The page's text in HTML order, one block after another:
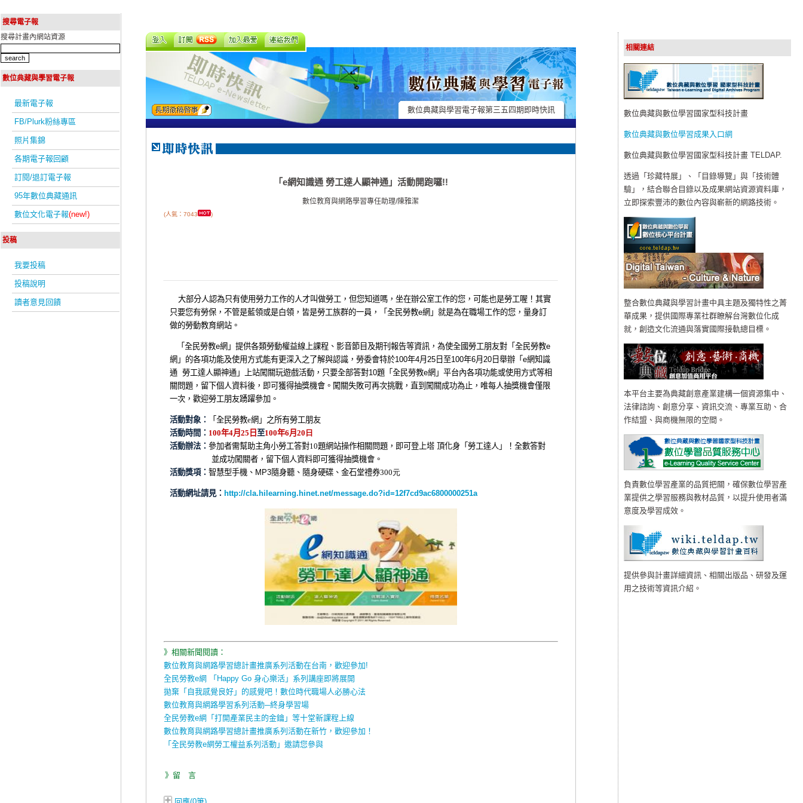
搜尋電子報
搜尋計畫內網站資源
數位典藏與學習電子報
最新電子報
FB/Plurk粉絲專區
照片集錦
各期電子報回顧
訂閱/退訂電子報
95年數位典藏通訊
數位文化電子報(new!)
投稿
我要投稿
投稿說明
讀者意見回饋
相關連結
數位典藏與數位學習國家型科技計畫
數位典藏與數位學習成果入口網
數位典藏與數位學習國家型科技計畫 TELDAP.
透過「珍藏特展」、「目錄導覽」與「技術體
驗」，結合聯合目錄以及成果網站資源資料庫，
立即探索豐沛的數位內容與嶄新的網路技術。
整合數位典藏與學習計畫中具主題及獨特性之菁
華成果，提供國際專業社群瞭解台灣數位化成
就，創造文化流通與落實國際接軌總目標。
本平台主要為典藏創意產業建構一個資源集中、
法律諮詢、創意分享、資訊交流、專業互助、合
作結盟、與商機無限的空間。
負責數位學習產業的品質把關，確保數位學習產
業提供之學習服務與教材品質，以提升使用者滿
意度及學習成效。
提供參與計畫詳細資訊、相關出版品、研發及運
用之技術等資訊介紹。
數位典藏與學習電子報第三五四期即時快訊
「e網知識通 勞工達人顯神通」活動開跑囉!!
數位教育與網路學習專任助理/陳雅潔
(人氣：7043 )
大部分人認為只有使用勞力工作的人才叫做勞工，但您知道嗎，坐在辦公室工作的您，可能也是勞工喔！其實
只要您有勞保，不管是藍領或是白領，皆是勞工族群的一員，「全民勞教e網」就是為在職場工作的您，量身訂
做的勞動教育網站。
「全民勞教e網」提供各類勞動權益線上課程、影音節目及期刊報告等資訊，為使全國勞工朋友對「全民勞教e
網」的各項功能及使用方式能有更深入之了解與認識，勞委會特於100年4月 25日至100年6月 20日舉辦「 e網知識
通 勞工達人顯神通」上站闖關玩遊戲活動，只要全部答對10題「全民勞教e網」平台內各項功能或使用方式等相
關問題，留下個人資料後，即可獲得抽獎機會。闖關失敗可再次挑戰，直到闖關成功為止，唯每人抽獎機會僅限
一次，歡迎勞工朋友踴躍參加。
活動對象： 「 全民勞教e網」 之所有勞工朋友
活動時間 ： 100年4月 25 日 至100年6月 20日
活動辦法： 參加者需幫助主角小勞工答對10題網站操作相關問題， 即可登上塔 頂化身「 勞工達人」！ 全數答對
並成功闖關者，留下個人資料即可獲得抽獎機會。
活動獎項： 智慧型手機、 MP3隨身聽、 隨身硬碟、 金石堂禮券300元
活動網址請見： http://cla.hilearning.hinet.net/message.do?id=12f7cd9ac6800000251a
》相關新聞閱讀：
數位教育與網路學習總計畫推廣系列活動在台南，歡迎參加!
全民勞教e網 「Happy Go 身心樂活」系列講座即將展開
拋棄「自我感覺良好」的感覺吧！數位時代職場人必勝心法
數位教育與網路學習系列活動─終身學習場
全民勞教e網「打開產業民主的金鑰」等十堂新課程上線
數位教育與網路學習總計畫推廣系列活動在新竹，歡迎參加！
「全民勞教e網勞工權益系列活動」邀請您參與
》留 言